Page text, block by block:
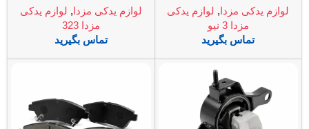
لوازم یدکی مزدا, لوازم یدکی
مزدا 3 نیو
تماس بگیرید
لوازم یدکی مزدا, لوازم یدکی
مزدا 323
تماس بگیرید